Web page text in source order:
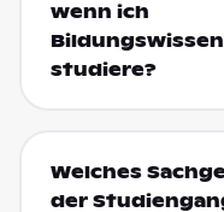
wenn ich
studiere?
Welches
der